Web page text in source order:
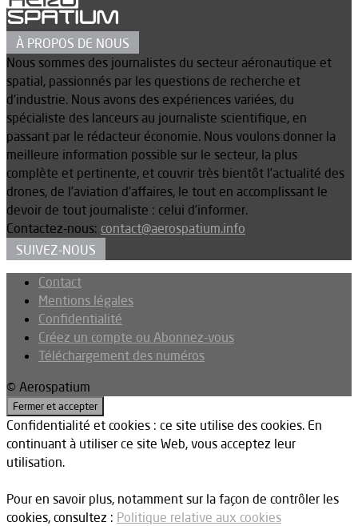
À PROPOS DE NOUS
Nous sommes des journalistes du secteur aéronautique et
spatial, passionnés par les questions de recherche et
d’industrie. Nous avons des expériences variées, du
spécialiste des lanceurs au journaliste scientifique, en
passant par le rédacteur économie. Nous voulons donner la
meilleure information possible sur le secteur, la plus
complète et pertinente, et couvrir très bientôt l’actualité des
drones, de l’aviation d’affaires, le tout en accomplissant le
devoir de tout journaliste : celui d’informer.
Contactez-nous: contact@aerospatium.info
SUIVEZ-NOUS
Contact
Mentions légales
Confidentialité
Créez un compte ou Abonnez-vous
Téléchargement des numéros
© Aerospatium
Confidentialité et cookies : ce site utilise des cookies. En
continuant à utiliser ce site Web, vous acceptez leur
utilisation.
Pour en savoir plus, notamment sur la façon de contrôler les
cookies, consultez : Politique relative aux cookies